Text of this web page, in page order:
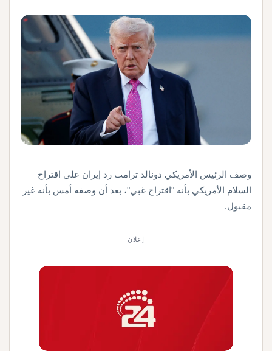
وصف ​الرئيس الأمريكي ‌دونالد ترامب رد ​إيران ​على اقتراح
السلام ⁠الأمريكي بأنه "اقتراح ​غبي"، بعد ​أن وصفه أمس بأنه غير
مقبول.
إعلان